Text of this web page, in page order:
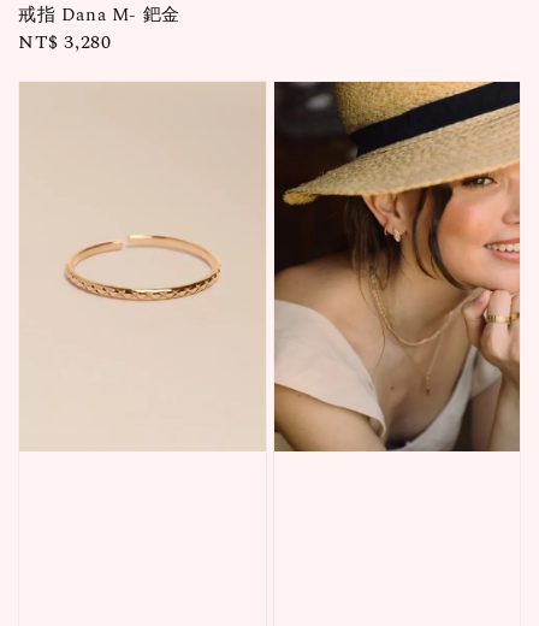
戒指 Dana M- 鈀金
Regular
NT$ 3,280